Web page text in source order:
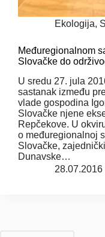
Ekologija,
Međuregionalnom
Slovačke do
U sredu 27. jula
sastanak između
vlade gospodina
Slovačke njene
Repčekove. U
o međuregionalnoj
Slovačke,
Dunavske…
28.07.2016